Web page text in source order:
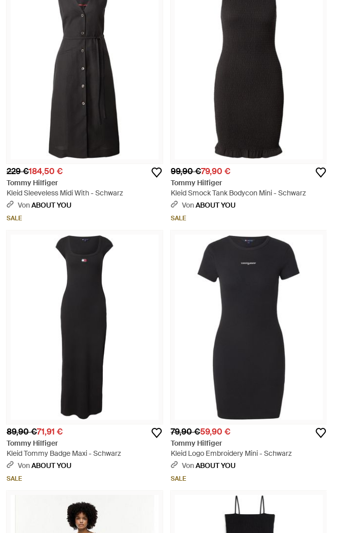
229 €184,50 €
Tommy Hilfiger
Kleid Sleeveless Midi With - Schwarz
VonABOUT YOU
SALE
99,90 €79,90 €
Tommy Hilfiger
Kleid Smock Tank Bodycon Mini - Schwarz
VonABOUT YOU
SALE
89,90 €71,91 €
Tommy Hilfiger
Kleid Tommy Badge Maxi - Schwarz
VonABOUT YOU
SALE
79,90 €59,90 €
Tommy Hilfiger
Kleid Logo Embroidery Mini - Schwarz
VonABOUT YOU
SALE